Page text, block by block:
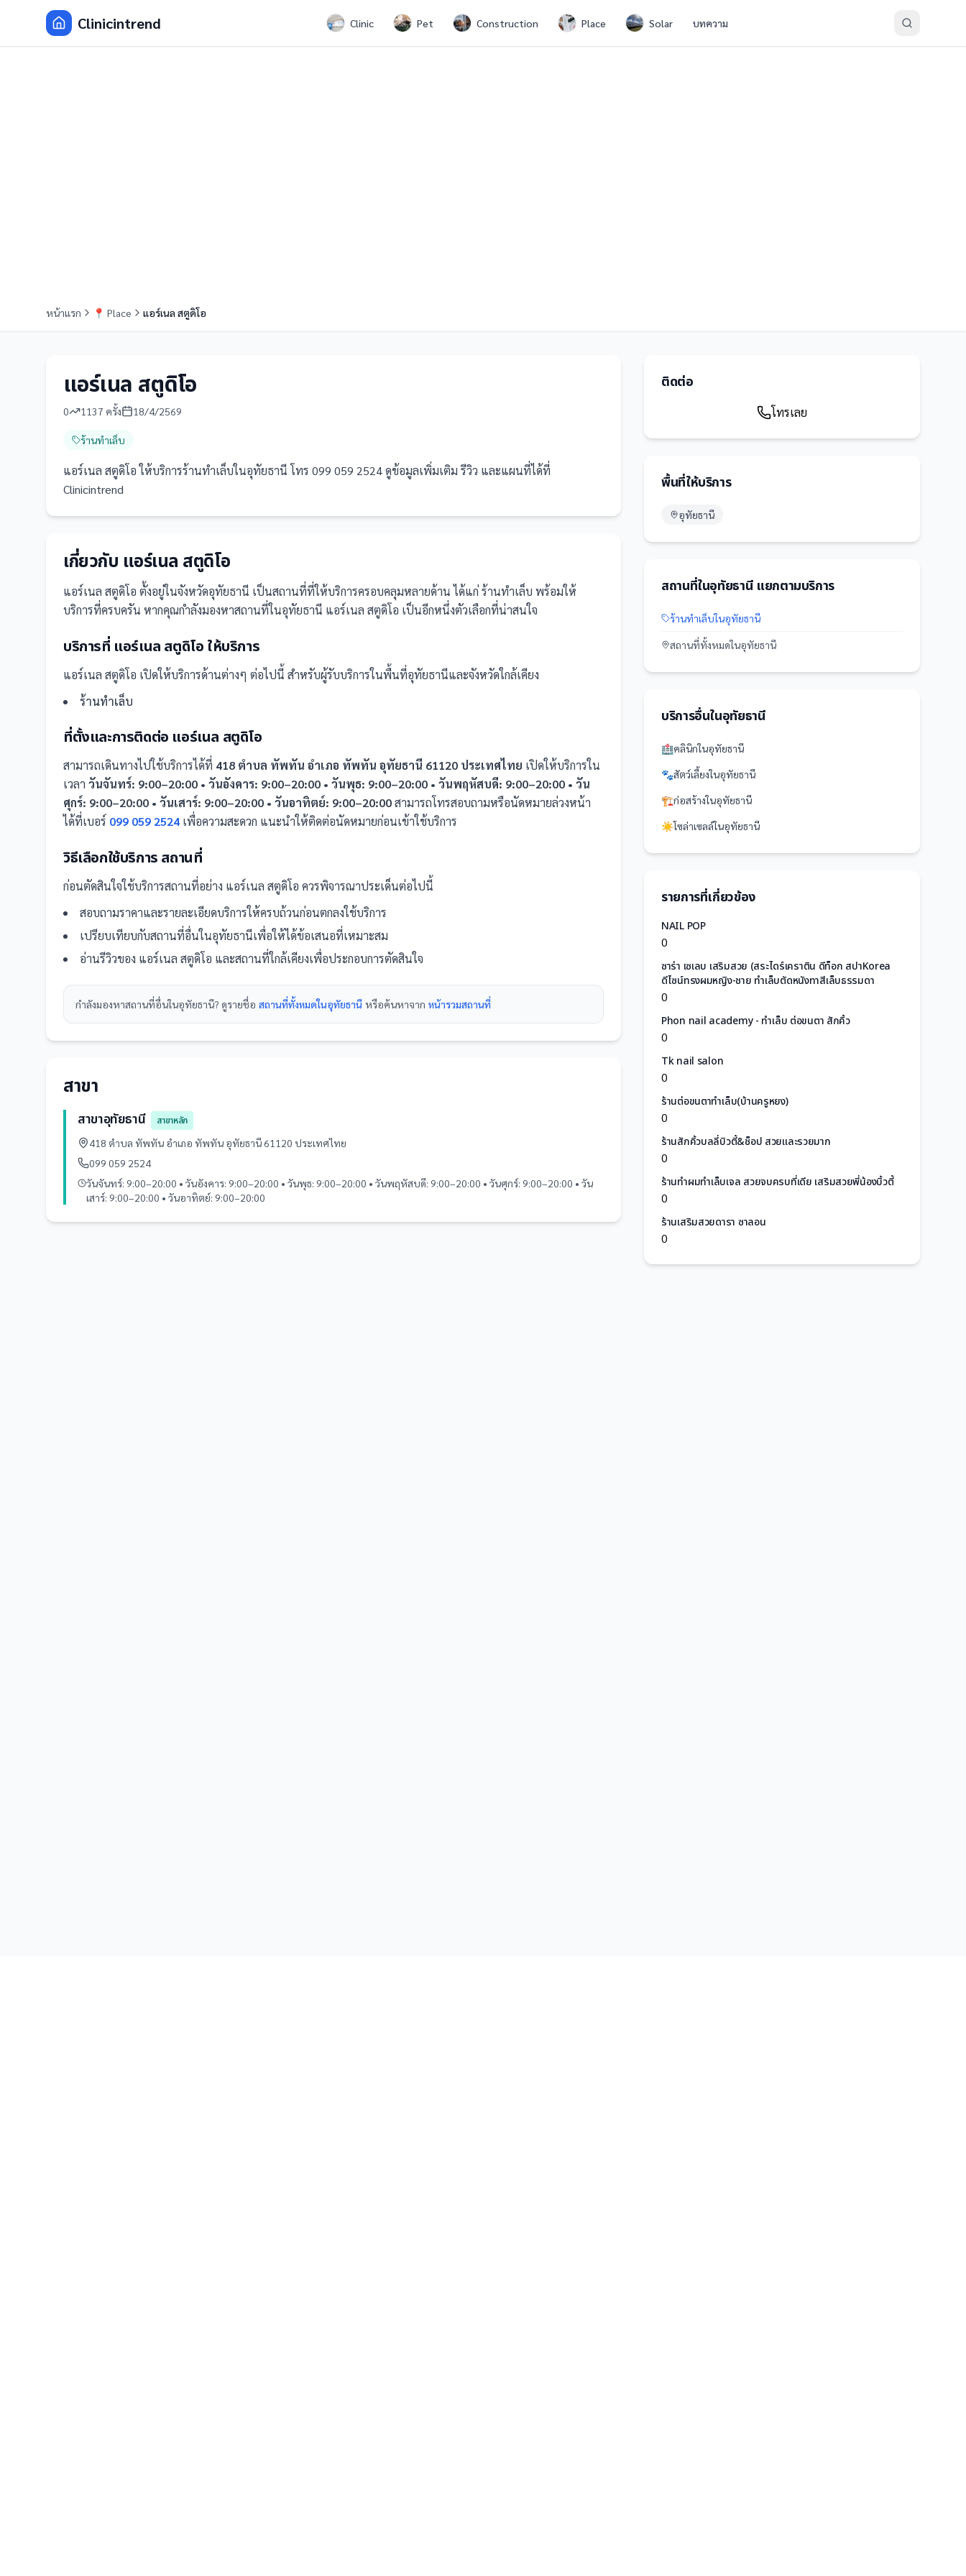
Clinicintrend Clinic Pet Construction Place Solar บทความ
หน้าแรก 📍 Place แอร์​เนล​ สตูดิโอ​
แอร์​เนล​ สตูดิโอ​
0 1137 ครั้ง 18/4/2569
ร้านทำเล็บ
แอร์​เนล​ สตูดิโอ​ ให้บริการร้านทำเล็บในอุทัยธานี โทร 099 059 2524 ดูข้อมูลเพิ่มเติม รีวิว และแผนที่ได้ที่
Clinicintrend
เกี่ยวกับ แอร์​เนล​ สตูดิโอ​
แอร์​เนล​ สตูดิโอ​ ตั้งอยู่ในจังหวัดอุทัยธานี เป็นสถานที่ที่ให้บริการครอบคลุมหลายด้าน ได้แก่ ร้านทำเล็บ พร้อมให้
บริการที่ครบครัน หากคุณกำลังมองหาสถานที่ในอุทัยธานี แอร์​เนล​ สตูดิโอ​ เป็นอีกหนึ่งตัวเลือกที่น่าสนใจ
บริการที่ แอร์​เนล​ สตูดิโอ​ ให้บริการ
แอร์​เนล​ สตูดิโอ​ เปิดให้บริการด้านต่างๆ ต่อไปนี้ สำหรับผู้รับบริการในพื้นที่อุทัยธานีและจังหวัดใกล้เคียง
ร้านทำเล็บ
ที่ตั้งและการติดต่อ แอร์​เนล​ สตูดิโอ​
สามารถเดินทางไปใช้บริการได้ที่ 418 ตำบล ทัพทัน อำเภอ ทัพทัน อุทัยธานี 61120 ประเทศไทย เปิดให้บริการใน
เวลา วันจันทร์: 9:00–20:00 • วันอังคาร: 9:00–20:00 • วันพุธ: 9:00–20:00 • วันพฤหัสบดี: 9:00–20:00 • วัน
ศุกร์: 9:00–20:00 • วันเสาร์: 9:00–20:00 • วันอาทิตย์: 9:00–20:00สามารถโทรสอบถามหรือนัดหมายล่วงหน้า
ได้ที่เบอร์ 099 059 2524 เพื่อความสะดวก แนะนำให้ติดต่อนัดหมายก่อนเข้าใช้บริการ
วิธีเลือกใช้บริการ สถานที่
ก่อนตัดสินใจใช้บริการสถานที่อย่าง แอร์​เนล​ สตูดิโอ​ ควรพิจารณาประเด็นต่อไปนี้
สอบถามราคาและรายละเอียดบริการให้ครบถ้วนก่อนตกลงใช้บริการ
เปรียบเทียบกับสถานที่อื่นในอุทัยธานีเพื่อให้ได้ข้อเสนอที่เหมาะสม
อ่านรีวิวของ แอร์​เนล​ สตูดิโอ​ และสถานที่ใกล้เคียงเพื่อประกอบการตัดสินใจ
กำลังมองหาสถานที่อื่นในอุทัยธานี? ดูรายชื่อ สถานที่ทั้งหมดในอุทัยธานี หรือค้นหาจาก หน้ารวมสถานที่
สาขา
สาขาอุทัยธานี
สาขาหลัก
418 ตำบล ทัพทัน อำเภอ ทัพทัน อุทัยธานี 61120 ประเทศไทย
099 059 2524
วันจันทร์: 9:00–20:00 • วันอังคาร: 9:00–20:00 • วันพุธ: 9:00–20:00 • วันพฤหัสบดี: 9:00–20:00 • วันศุกร์: 9:00–20:00 • วัน
เสาร์: 9:00–20:00 • วันอาทิตย์: 9:00–20:00
ติดต่อ
โทรเลย
พื้นที่ให้บริการ
อุทัยธานี
สถานที่ในอุทัยธานีแยกตามบริการ
ร้านทำเล็บในอุทัยธานี
สถานที่ทั้งหมดในอุทัยธานี
บริการอื่นในอุทัยธานี
🏥คลินิกในอุทัยธานี
🐾สัตว์เลี้ยงในอุทัยธานี
🏗️ก่อสร้างในอุทัยธานี
☀️โซล่าเซลล์ในอุทัยธานี
รายการที่เกี่ยวข้อง
NAIL POP
0
ซาร่า เซเลบ เสริมสวย (สระไดร์เคราติน ดีท็อก สปาKorea
ดีไซน์ทรงผมหญิง-ชาย ทำเล็บตัดหนังทาสีเล็บธรรมดา
0
Phon nail academy - ทำเล็บ ต่อขนตา สักคิ้ว
0
Tk nail salon
0
ร้านต่อขนตาทำเล็บ(บ้านครูหยง)
0
ร้านสักคิ้วบลลี่บิวตี้&ช็อป สวยและรวยมาก
0
ร้านทำผมทำเล็บเจล สวยจบครบที่เดีย เสริมสวยพี่น้องบิ้วตี้
0
ร้านเสริมสวยดารา ซาลอน
0